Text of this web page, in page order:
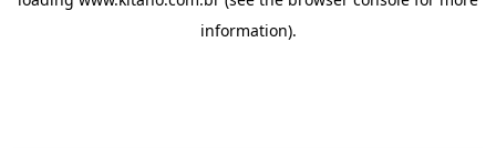
information).